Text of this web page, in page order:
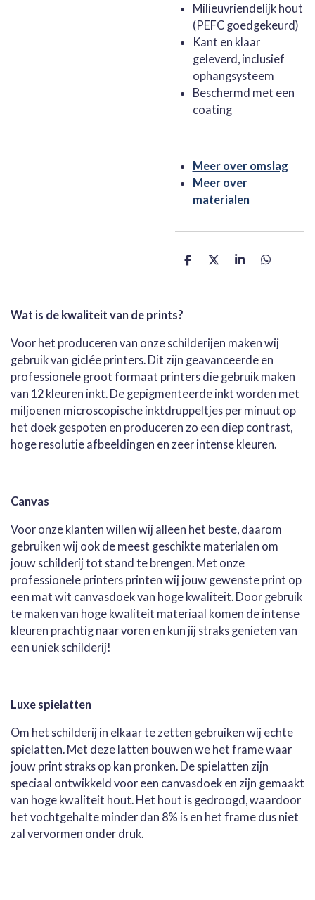
Milieuvriendelijk hout
(PEFC goedgekeurd)
Kant en klaar
geleverd, inclusief
ophangsysteem
Beschermd met een
coating
Meer over omslag
Meer over
materialen
D
D
S
D
Wat is de kwaliteit van de prints?
Voor het produceren van onze schilderijen maken wij
gebruik van giclée printers. Dit zijn geavanceerde en
professionele groot formaat printers die gebruik maken
van 12 kleuren inkt. De gepigmenteerde inkt worden met
miljoenen microscopische inktdruppeltjes per minuut op
het doek gespoten en produceren zo een diep contrast,
hoge resolutie afbeeldingen en zeer intense kleuren.
Canvas
Voor onze klanten willen wij alleen het beste, daarom
gebruiken wij ook de meest geschikte materialen om
jouw schilderij tot stand te brengen. Met onze
professionele printers printen wij jouw gewenste print op
een mat wit canvasdoek van hoge kwaliteit. Door gebruik
te maken van hoge kwaliteit materiaal komen de intense
kleuren prachtig naar voren en kun jij straks genieten van
een uniek schilderij!
Luxe spielatten
Om het schilderij in elkaar te zetten gebruiken wij echte
spielatten. Met deze latten bouwen we het frame waar
jouw print straks op kan pronken. De spielatten zijn
speciaal ontwikkeld voor een canvasdoek en zijn gemaakt
van hoge kwaliteit hout. Het hout is gedroogd, waardoor
het vochtgehalte minder dan 8% is en het frame dus niet
zal vervormen onder druk.